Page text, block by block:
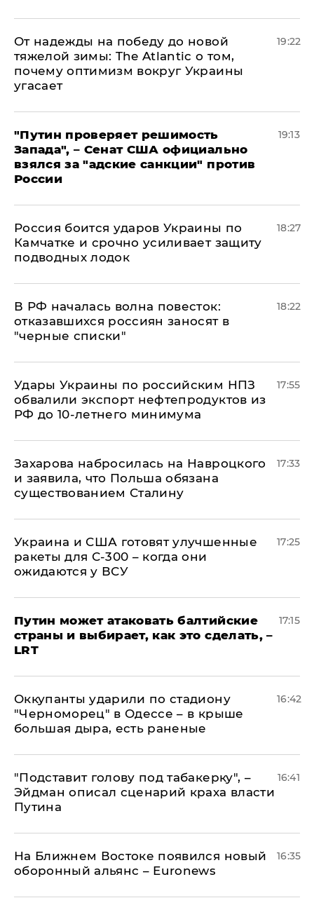
От надежды на победу до новой
тяжелой зимы: The Atlantic о том,
почему оптимизм вокруг Украины
угасает
19:22
"Путин проверяет решимость
Запада", – Сенат США официально
взялся за "адские санкции" против
России
19:13
Россия боится ударов Украины по
Камчатке и срочно усиливает защиту
подводных лодок
18:27
​В РФ началась волна повесток:
отказавшихся россиян заносят в
"черные списки"
18:22
Удары Украины по российским НПЗ
обвалили экспорт нефтепродуктов из
РФ до 10-летнего минимума
17:55
​Захарова набросилась на Навроцкого
и заявила, что Польша обязана
существованием Сталину
17:33
Украина и США готовят улучшенные
ракеты для С-300 – когда они
ожидаются у ВСУ
17:25
Путин может атаковать балтийские
страны и выбирает, как это сделать, –
LRT
17:15
Оккупанты ударили по стадиону
"Черноморец" в Одессе – в крыше
большая дыра, есть раненые
16:42
​"Подставит голову под табакерку", –
Эйдман описал сценарий краха власти
Путина
16:41
На Ближнем Востоке появился новый
оборонный альянс – Euronews
16:35